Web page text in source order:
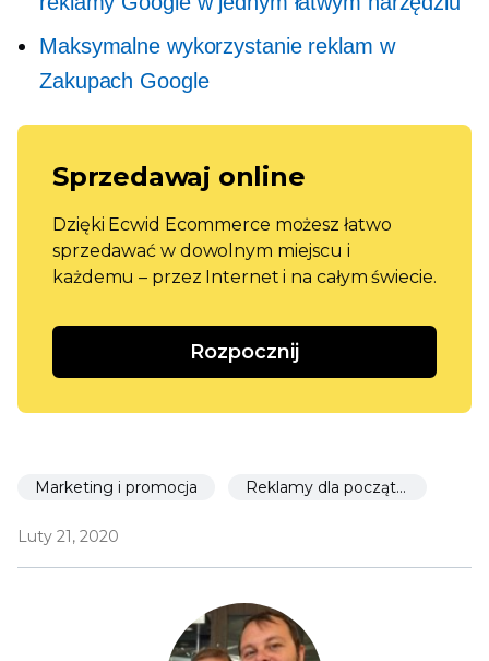
Maksymalne wykorzystanie reklam w
Zakupach Google
Sprzedawaj online
Dzięki Ecwid Ecommerce możesz łatwo
sprzedawać w dowolnym miejscu i
każdemu – przez Internet i na całym świecie.
Rozpocznij
Marketing i promocja Reklamy dla początkujących
Luty 21, 2020